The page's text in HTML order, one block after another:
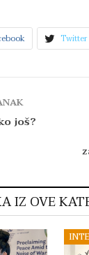
Twitter
još?
IZ OVE